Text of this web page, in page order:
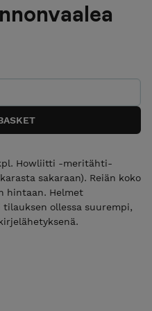
Howliitti -meritähti-
sakaraan). Reiän koko
hintaan. Helmet
ollessa suurempi,